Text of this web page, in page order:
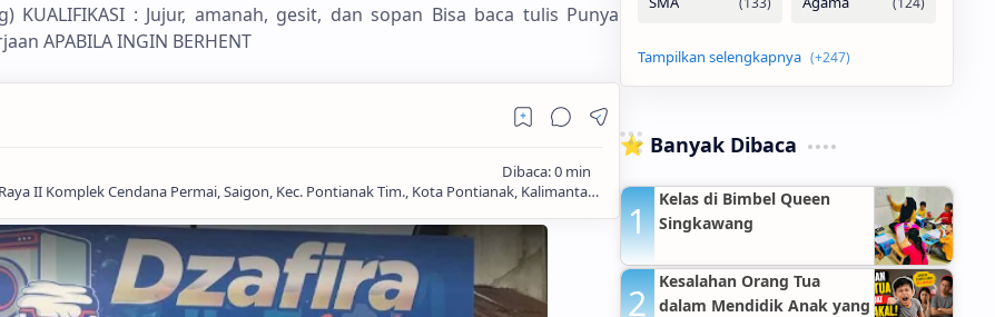
KUALIFIKASI : Jujur, amanah, gesit, dan sopan Bisa baca tulis Punya
APABILA INGIN BERHENT
⭐ Banyak Dibaca
Kelas di Bimbel Queen
Singkawang
Kesalahan Orang Tua
dalam Mendidik Anak yang